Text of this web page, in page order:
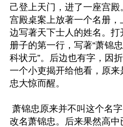
己登上天门，进了一座宫殿
宫殿桌案上放著一个名册，
边写著天下士人的姓名。打
册子的第一行，写著“萧锦
科状元”。后边也有字，因
一个小吏揭开给他看，原来
忠大惊而醒。
改名萧锦忠。后来果然高